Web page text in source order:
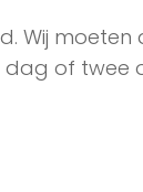
Wij
of twee